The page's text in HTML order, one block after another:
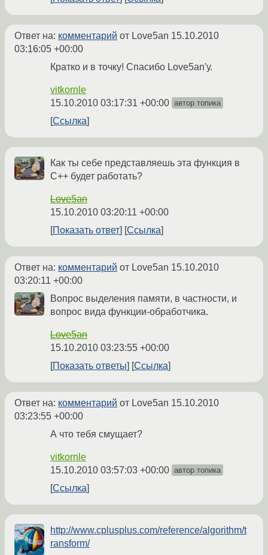
Ответ на: комментарий от Love5an 15.10.2010
03:16:05 +00:00
Кратко и в точку! Спасибо Love5an'у.
vitkornle
15.10.2010 03:17:31 +00:00 автор топика
Ссылка
Как ты себе представляешь эта функция в
С++ будет работать?
Love5an
15.10.2010 03:20:11 +00:00
Показать ответ
Ссылка
Ответ на: комментарий от Love5an 15.10.2010
03:20:11 +00:00
Вопрос выделения памяти, в частности, и
вопрос вида функции-обработчика.
Love5an
15.10.2010 03:23:55 +00:00
Показать ответы
Ссылка
Ответ на: комментарий от Love5an 15.10.2010
03:23:55 +00:00
А что тебя смущает?
vitkornle
15.10.2010 03:57:03 +00:00 автор топика
Ссылка
http://www.cplusplus.com/reference/algorithm/t
ransform/